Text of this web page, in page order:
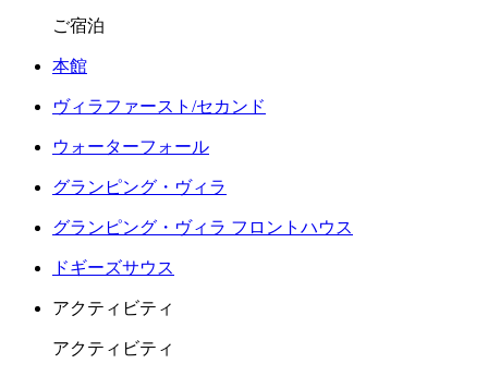
ご宿泊
本館
ヴィラファースト/セカンド
ウォーターフォール
グランピング・ヴィラ
グランピング・ヴィラ フロントハウス
ドギーズサウス
アクティビティ
アクティビティ